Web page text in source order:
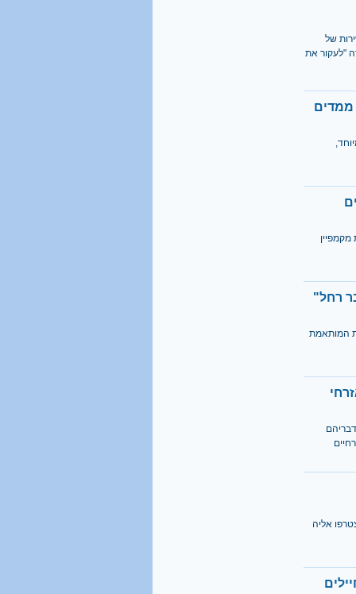
של
"לעקור את
רחל"
המותאמת
אליה